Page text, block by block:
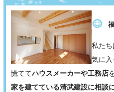
私たち
気に入
慌ててハウスメーカーや工務店
家を建てている清武建設に相談